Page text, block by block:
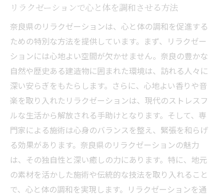
リラクゼーションで心と体を調和させる方法
奈良県のリラクゼーションは、心と体の調和を促進する
ための特別な方法を提供しています。まず、リラクゼー
ションには心地よい空間が欠かせません。奈良の豊かな
自然や歴史ある建造物に囲まれた環境は、訪れる人々に
深い安らぎをもたらします。さらに、心地よい香りや音
楽を取り入れたリラクゼーションは、現代のストレスフ
ルな生活から解放される手助けとなります。そして、専
門家による施術は心身のバランスを整え、緊張を和らげ
る効果があります。奈良県のリラクゼーションの魅力
は、その独自性と深い癒しの力にあります。特に、地元
の素材を活かした施術や伝統的な技法を取り入れること
で、心と体の調和を実現します。リラクゼーションを通